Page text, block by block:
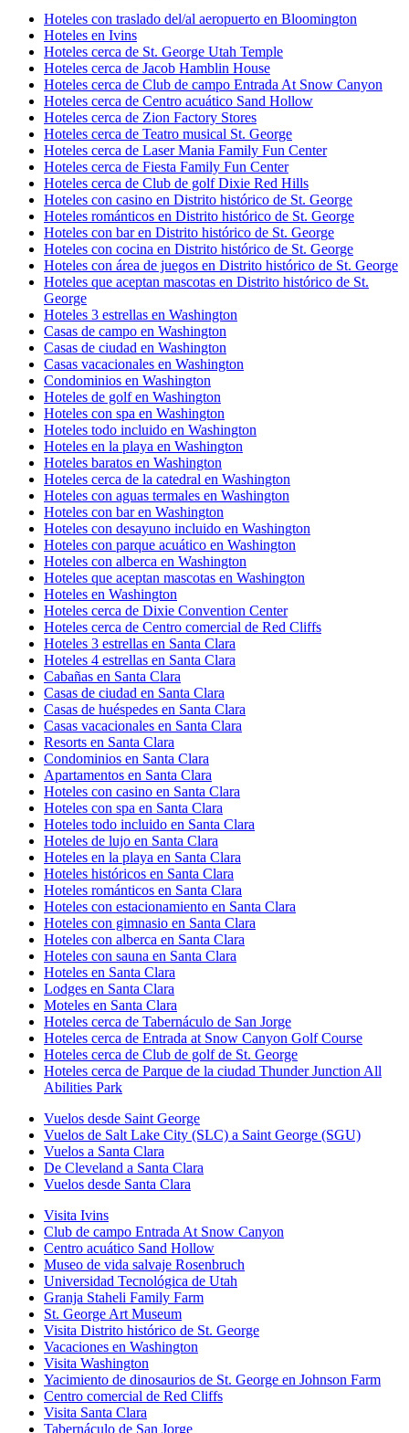
Hoteles con traslado del/al aeropuerto en Bloomington
Hoteles en Ivins
Hoteles cerca de St. George Utah Temple
Hoteles cerca de Jacob Hamblin House
Hoteles cerca de Club de campo Entrada At Snow Canyon
Hoteles cerca de Centro acuático Sand Hollow
Hoteles cerca de Zion Factory Stores
Hoteles cerca de Teatro musical St. George
Hoteles cerca de Laser Mania Family Fun Center
Hoteles cerca de Fiesta Family Fun Center
Hoteles cerca de Club de golf Dixie Red Hills
Hoteles con casino en Distrito histórico de St. George
Hoteles románticos en Distrito histórico de St. George
Hoteles con bar en Distrito histórico de St. George
Hoteles con cocina en Distrito histórico de St. George
Hoteles con área de juegos en Distrito histórico de St. George
Hoteles que aceptan mascotas en Distrito histórico de St.
George
Hoteles 3 estrellas en Washington
Casas de campo en Washington
Casas de ciudad en Washington
Casas vacacionales en Washington
Condominios en Washington
Hoteles de golf en Washington
Hoteles con spa en Washington
Hoteles todo incluido en Washington
Hoteles en la playa en Washington
Hoteles baratos en Washington
Hoteles cerca de la catedral en Washington
Hoteles con aguas termales en Washington
Hoteles con bar en Washington
Hoteles con desayuno incluido en Washington
Hoteles con parque acuático en Washington
Hoteles con alberca en Washington
Hoteles que aceptan mascotas en Washington
Hoteles en Washington
Hoteles cerca de Dixie Convention Center
Hoteles cerca de Centro comercial de Red Cliffs
Hoteles 3 estrellas en Santa Clara
Hoteles 4 estrellas en Santa Clara
Cabañas en Santa Clara
Casas de ciudad en Santa Clara
Casas de huéspedes en Santa Clara
Casas vacacionales en Santa Clara
Resorts en Santa Clara
Condominios en Santa Clara
Apartamentos en Santa Clara
Hoteles con casino en Santa Clara
Hoteles con spa en Santa Clara
Hoteles todo incluido en Santa Clara
Hoteles de lujo en Santa Clara
Hoteles en la playa en Santa Clara
Hoteles históricos en Santa Clara
Hoteles románticos en Santa Clara
Hoteles con estacionamiento en Santa Clara
Hoteles con gimnasio en Santa Clara
Hoteles con alberca en Santa Clara
Hoteles con sauna en Santa Clara
Hoteles en Santa Clara
Lodges en Santa Clara
Moteles en Santa Clara
Hoteles cerca de Tabernáculo de San Jorge
Hoteles cerca de Entrada at Snow Canyon Golf Course
Hoteles cerca de Club de golf de St. George
Hoteles cerca de Parque de la ciudad Thunder Junction All
Abilities Park
Vuelos desde Saint George
Vuelos de Salt Lake City (SLC) a Saint George (SGU)
Vuelos a Santa Clara
De Cleveland a Santa Clara
Vuelos desde Santa Clara
Visita Ivins
Club de campo Entrada At Snow Canyon
Centro acuático Sand Hollow
Museo de vida salvaje Rosenbruch
Universidad Tecnológica de Utah
Granja Staheli Family Farm
St. George Art Museum
Visita Distrito histórico de St. George
Vacaciones en Washington
Visita Washington
Yacimiento de dinosaurios de St. George en Johnson Farm
Centro comercial de Red Cliffs
Visita Santa Clara
Tabernáculo de San Jorge